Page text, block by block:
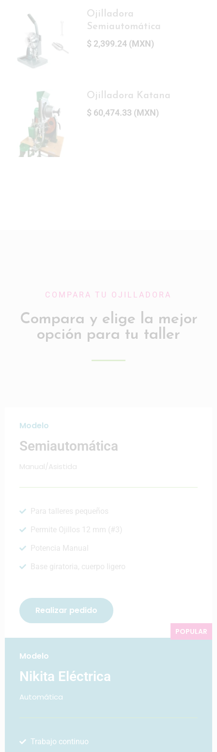
Ojilladora
Semiautomática
$ 2,399.24(MXN)
Ojilladora Katana
$ 60,474.33 (MXN)
COMPARA TU OJILLADORA
Compara y elige la mejor
opción para tu taller
Modelo
Semiautomática
Manual/Asistida
Para talleres pequeños
Permite Ojillos 12 mm (#3)
Potencia Manual
Base giratoria, cuerpo ligero
Realizar pedido
POPULAR
Modelo
Nikita Eléctrica
Automática
Trabajo continuo